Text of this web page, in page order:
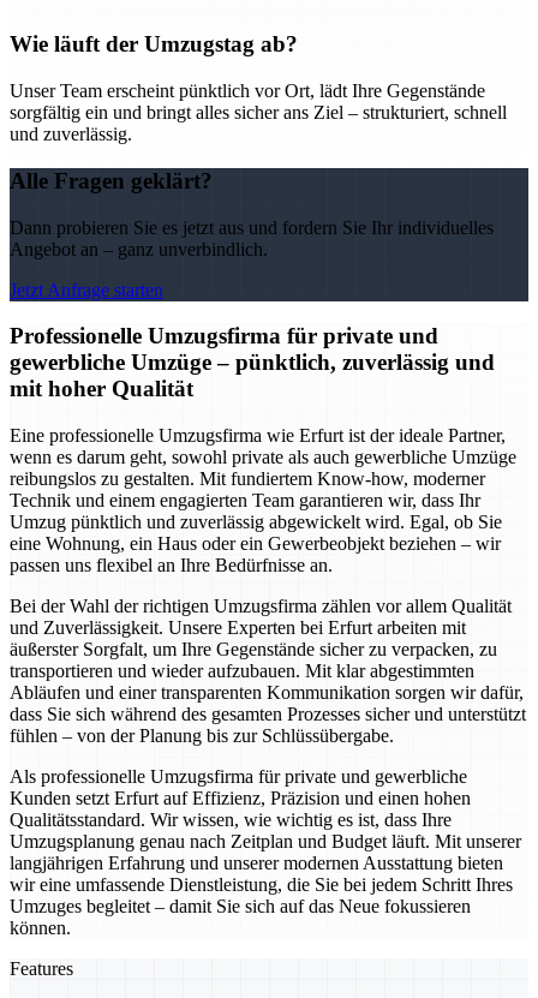
Wie läuft der Umzugstag ab?
Unser Team erscheint pünktlich vor Ort, lädt Ihre Gegenstände
sorgfältig ein und bringt alles sicher ans Ziel – strukturiert, schnell
und zuverlässig.
Alle Fragen geklärt?
Dann probieren Sie es jetzt aus und fordern Sie Ihr individuelles
Angebot an – ganz unverbindlich.
Jetzt Anfrage starten
Professionelle Umzugsfirma für private und
gewerbliche Umzüge – pünktlich, zuverlässig und
mit hoher Qualität
Eine professionelle Umzugsfirma wie Erfurt ist der ideale Partner,
wenn es darum geht, sowohl private als auch gewerbliche Umzüge
reibungslos zu gestalten. Mit fundiertem Know-how, moderner
Technik und einem engagierten Team garantieren wir, dass Ihr
Umzug pünktlich und zuverlässig abgewickelt wird. Egal, ob Sie
eine Wohnung, ein Haus oder ein Gewerbeobjekt beziehen – wir
passen uns flexibel an Ihre Bedürfnisse an.
Bei der Wahl der richtigen Umzugsfirma zählen vor allem Qualität
und Zuverlässigkeit. Unsere Experten bei Erfurt arbeiten mit
äußerster Sorgfalt, um Ihre Gegenstände sicher zu verpacken, zu
transportieren und wieder aufzubauen. Mit klar abgestimmten
Abläufen und einer transparenten Kommunikation sorgen wir dafür,
dass Sie sich während des gesamten Prozesses sicher und unterstützt
fühlen – von der Planung bis zur Schlüssübergabe.
Als professionelle Umzugsfirma für private und gewerbliche
Kunden setzt Erfurt auf Effizienz, Präzision und einen hohen
Qualitätsstandard. Wir wissen, wie wichtig es ist, dass Ihre
Umzugsplanung genau nach Zeitplan und Budget läuft. Mit unserer
langjährigen Erfahrung und unserer modernen Ausstattung bieten
wir eine umfassende Dienstleistung, die Sie bei jedem Schritt Ihres
Umzuges begleitet – damit Sie sich auf das Neue fokussieren
können.
Features